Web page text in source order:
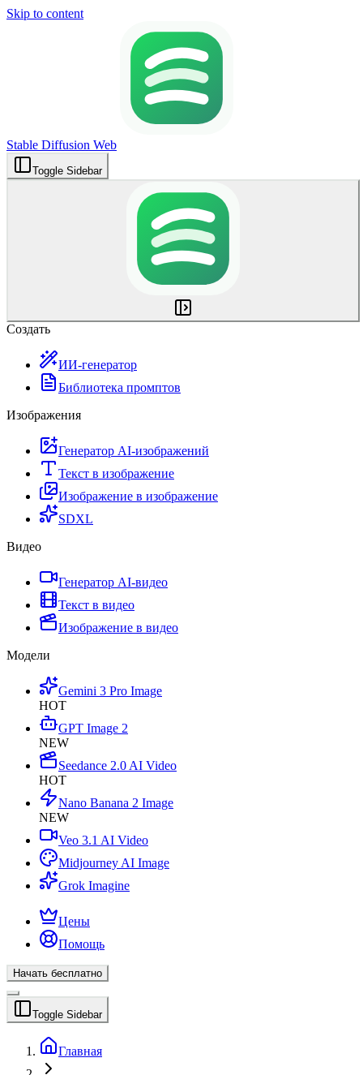
Skip to content
Stable Diffusion Web
Toggle Sidebar
Создать
ИИ-генератор
Библиотека промптов
Изображения
Генератор AI-изображений
Текст в изображение
Изображение в изображение
SDXL
Видео
Генератор AI-видео
Текст в видео
Изображение в видео
Модели
Gemini 3 Pro Image
HOT
GPT Image 2
NEW
Seedance 2.0 AI Video
HOT
Nano Banana 2 Image
NEW
Veo 3.1 AI Video
Midjourney AI Image
Grok Imagine
Цены
Помощь
Начать бесплатно
Toggle Sidebar
Главная